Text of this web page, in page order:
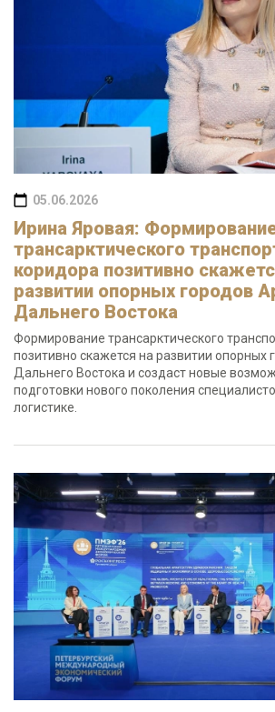
05.06.2026
Ирина Яровая:
трансарктического
коридора позитивно
развитии опорных городов
Дальнего Востока
Формирование трансарктического
позитивно скажется на развитии опорных
Дальнего Востока и создаст новые
подготовки нового поколения
логистике.